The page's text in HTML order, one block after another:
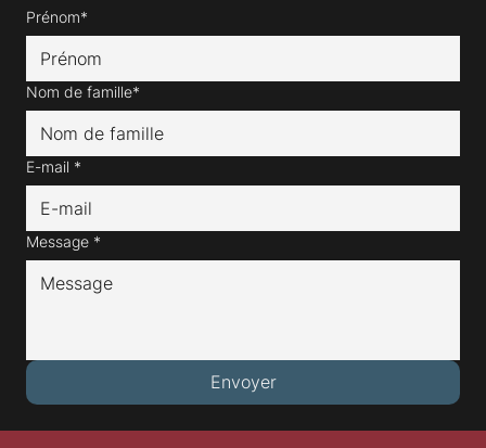
Prénom*
Nom de famille*
E-mail *
Message *
Envoyer